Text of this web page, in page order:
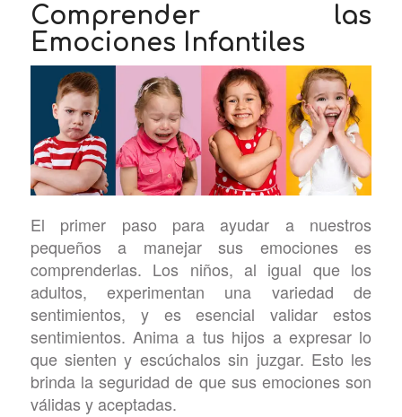
Comprender las
Emociones Infantiles
El primer paso para ayudar a nuestros
pequeños a manejar sus emociones es
comprenderlas. Los niños, al igual que los
adultos, experimentan una variedad de
sentimientos, y es esencial validar estos
sentimientos. Anima a tus hijos a expresar lo
que sienten y escúchalos sin juzgar. Esto les
brinda la seguridad de que sus emociones son
válidas y aceptadas.